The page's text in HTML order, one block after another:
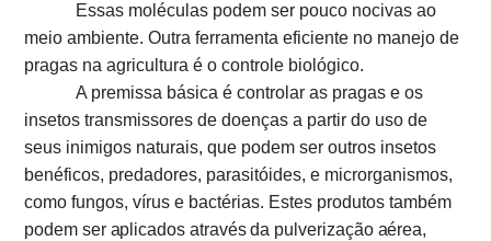
Essas moléculas podem ser pouco nocivas ao
meio ambiente. Outra ferramenta eficiente no manejo de
pragas na agricultura é o controle biológico.
A premissa básica é controlar as pragas e os
insetos transmissores de doenças a partir do uso de
seus inimigos naturais, que podem ser outros insetos
benéficos, predadores, parasitóides, e microrganismos,
como fungos, vírus e bactérias. Estes produtos também
podem ser aplicados através da pulverização aérea,